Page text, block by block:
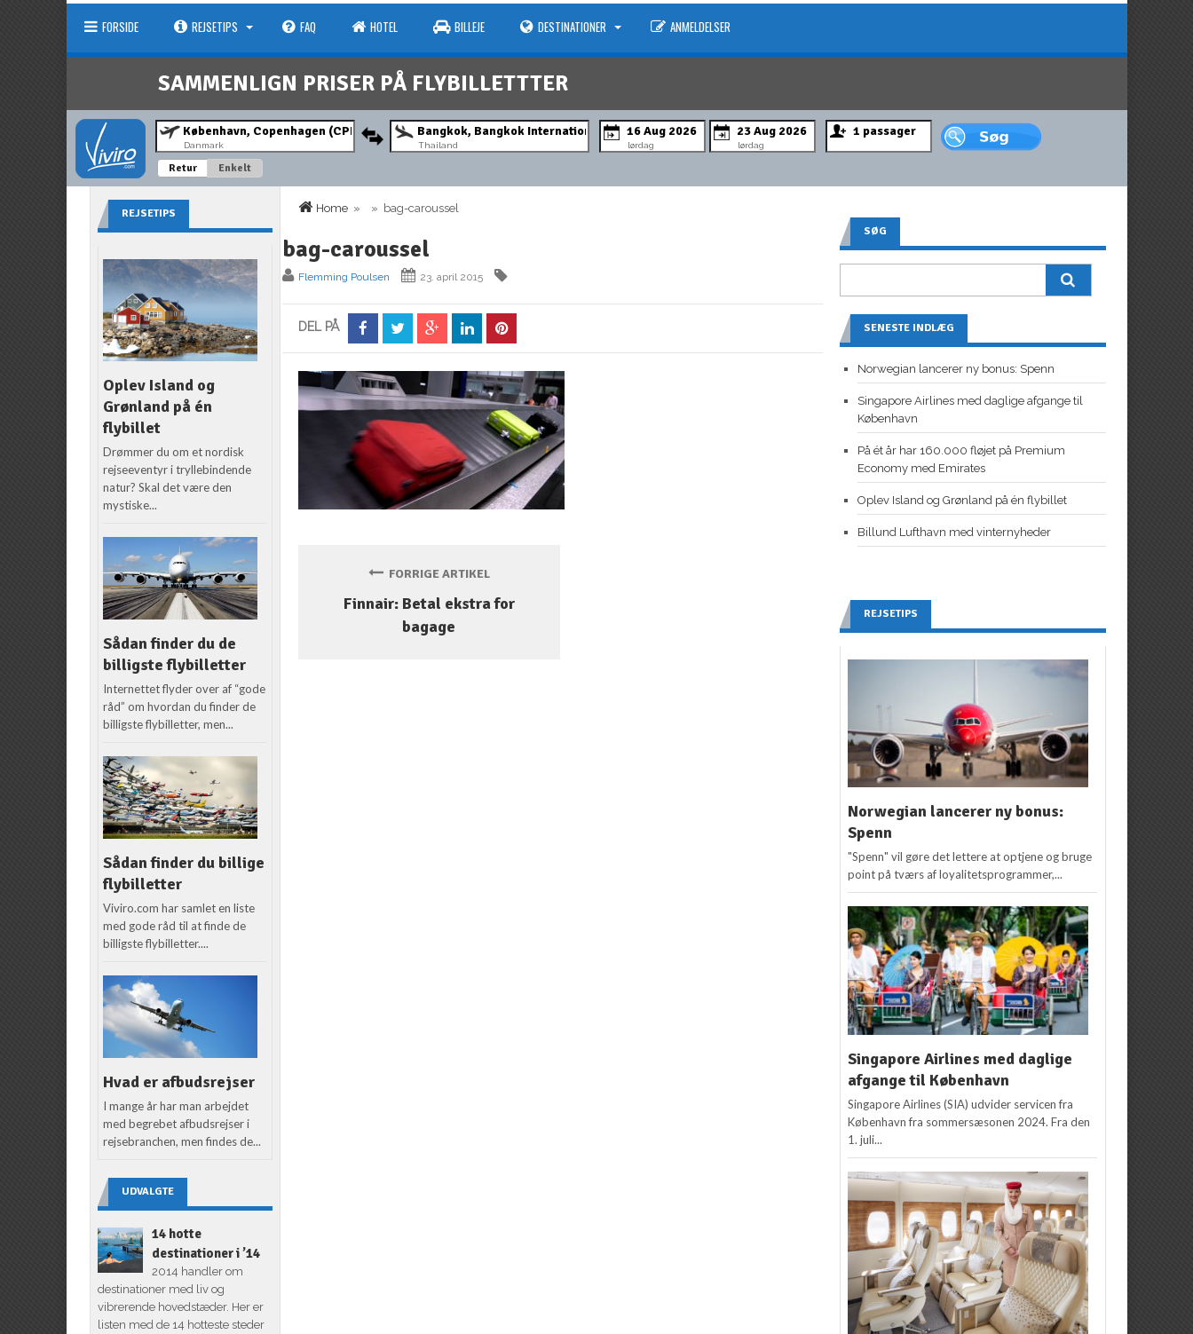
FORSIDE REJSETIPS FAQ HOTEL BILLEJE DESTINATIONER ANMELDELSER
SAMMENLIGN PRISER PÅ FLYBILLETTTER
Danmark Thailand lørdag lørdag
Retur Enkelt
Home » » bag-caroussel
bag-caroussel
Flemming Poulsen 23. april 2015
DEL PÅ
FORRIGE ARTIKEL
Finnair: Betal ekstra for
bagage
REJSETIPS
Oplev Island og
Grønland på én
flybillet
Drømmer du om et nordisk
rejseeventyr i tryllebindende
natur? Skal det være den
mystiske...
Sådan finder du de
billigste flybilletter
Internettet flyder over af “gode
råd” om hvordan du finder de
billigste flybilletter, men...
Sådan finder du billige
flybilletter
Viviro.com har samlet en liste
med gode råd til at finde de
billigste flybilletter....
Hvad er afbudsrejser
I mange år har man arbejdet
med begrebet afbudsrejser i
rejsebranchen, men findes de...
UDVALGTE
14 hotte
destinationer i ’14
2014 handler om
destinationer med liv og
vibrerende hovedstæder. Her er
listen med de 14 hotteste steder
SØG
SENESTE INDLÆG
Norwegian lancerer ny bonus: Spenn
Singapore Airlines med daglige afgange til
København
På ét år har 160.000 fløjet på Premium
Economy med Emirates
Oplev Island og Grønland på én flybillet
Billund Lufthavn med vinternyheder
REJSETIPS
Norwegian lancerer ny bonus:
Spenn
"Spenn" vil gøre det lettere at optjene og bruge
point på tværs af loyalitetsprogrammer,...
Singapore Airlines med daglige
afgange til København
Singapore Airlines (SIA) udvider servicen fra
København fra sommersæsonen 2024. Fra den
1. juli...